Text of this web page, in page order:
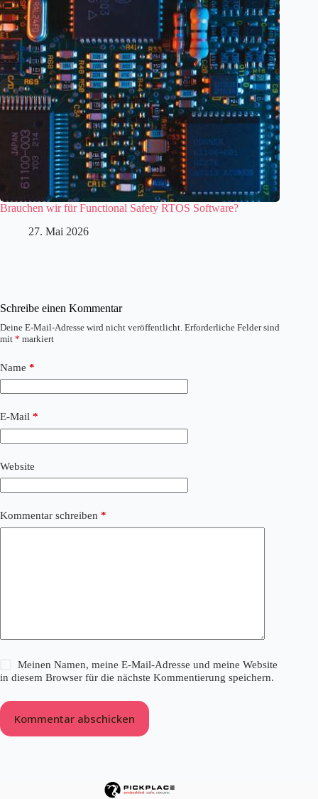
Brauchen wir für Functional Safety RTOS Software?
27. Mai 2026
Schreibe einen Kommentar
Deine E-Mail-Adresse wird nicht veröffentlicht. Erforderliche Felder sind
mit * markiert
Name *
E-Mail *
Website
Kommentar schreiben *
Meinen Namen, meine E-Mail-Adresse und meine Website
in diesem Browser für die nächste Kommentierung speichern.
Kommentar abschicken